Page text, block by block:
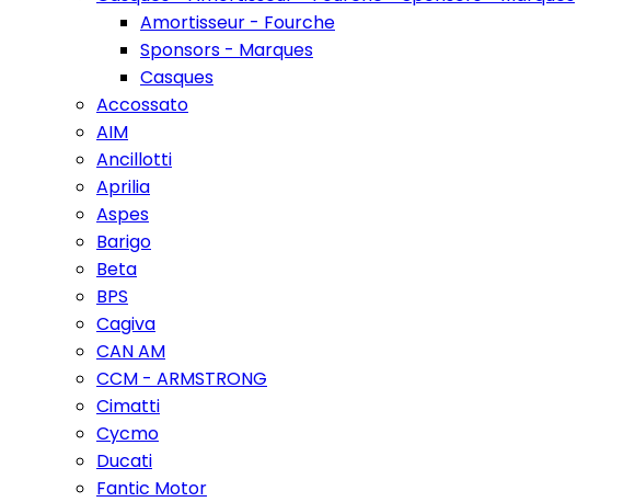
Amortisseur - Fourche
Sponsors - Marques
Casques
Accossato
AIM
Ancillotti
Aprilia
Aspes
Barigo
Beta
BPS
Cagiva
CAN AM
CCM - ARMSTRONG
Cimatti
Cycmo
Ducati
Fantic Motor